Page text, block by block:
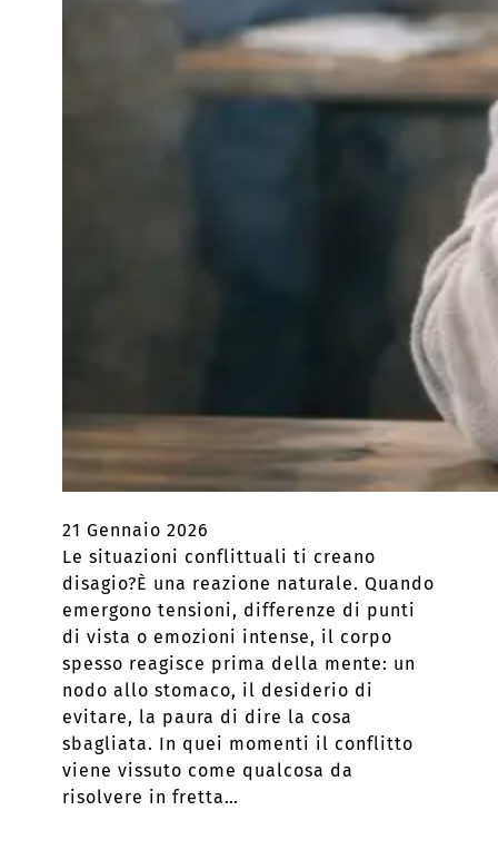
21 Gennaio 2026
Le situazioni conflittuali ti creano
disagio?È una reazione naturale. Quando
emergono tensioni, differenze di punti
di vista o emozioni intense, il corpo
spesso reagisce prima della mente: un
nodo allo stomaco, il desiderio di
evitare, la paura di dire la cosa
sbagliata. In quei momenti il conflitto
viene vissuto come qualcosa da
risolvere in fretta…